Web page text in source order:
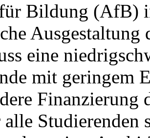
Bildung (AfB)
Ausgestaltung
eine
mit geringem
Finanzierung
Studierenden